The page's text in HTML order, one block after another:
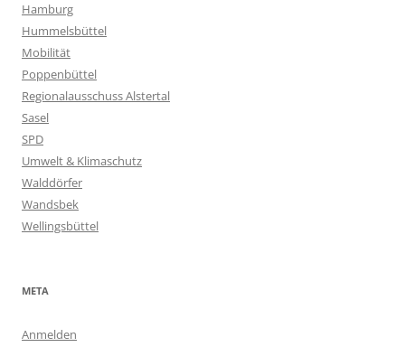
Hamburg
Hummelsbüttel
Mobilität
Poppenbüttel
Regionalausschuss Alstertal
Sasel
SPD
Umwelt & Klimaschutz
Walddörfer
Wandsbek
Wellingsbüttel
META
Anmelden